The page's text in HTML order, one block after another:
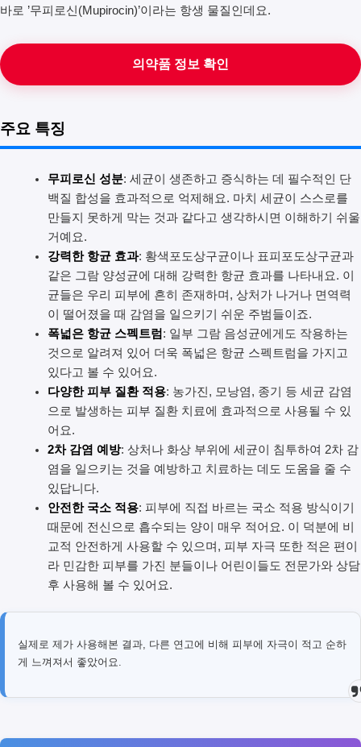
바로 ’무피로신(Mupirocin)’이라는 항생 물질인데요.
의약품 정보 확인
주요 특징
무피로신 성분: 세균이 생존하고 증식하는 데 필수적인 단
백질 합성을 효과적으로 억제해요. 마치 세균이 스스로를
만들지 못하게 막는 것과 같다고 생각하시면 이해하기 쉬울
거예요.
강력한 항균 효과: 황색포도상구균이나 표피포도상구균과
같은 그람 양성균에 대해 강력한 항균 효과를 나타내요. 이
균들은 우리 피부에 흔히 존재하며, 상처가 나거나 면역력
이 떨어졌을 때 감염을 일으키기 쉬운 주범들이죠.
폭넓은 항균 스펙트럼: 일부 그람 음성균에게도 작용하는
것으로 알려져 있어 더욱 폭넓은 항균 스펙트럼을 가지고
있다고 볼 수 있어요.
다양한 피부 질환 적용: 농가진, 모낭염, 종기 등 세균 감염
으로 발생하는 피부 질환 치료에 효과적으로 사용될 수 있
어요.
2차 감염 예방: 상처나 화상 부위에 세균이 침투하여 2차 감
염을 일으키는 것을 예방하고 치료하는 데도 도움을 줄 수
있답니다.
안전한 국소 적용: 피부에 직접 바르는 국소 적용 방식이기
때문에 전신으로 흡수되는 양이 매우 적어요. 이 덕분에 비
교적 안전하게 사용할 수 있으며, 피부 자극 또한 적은 편이
라 민감한 피부를 가진 분들이나 어린이들도 전문가와 상담
후 사용해 볼 수 있어요.
실제로 제가 사용해본 결과, 다른 연고에 비해 피부에 자극이 적고 순하
게 느껴져서 좋았어요.